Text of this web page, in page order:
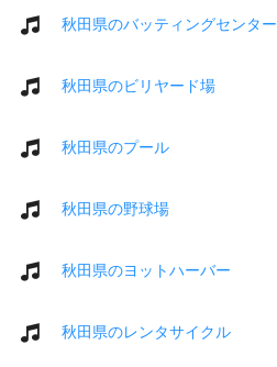
秋田県のバッティングセンター
秋田県のビリヤード場
秋田県のプール
秋田県の野球場
秋田県のヨットハーバー
秋田県のレンタサイクル